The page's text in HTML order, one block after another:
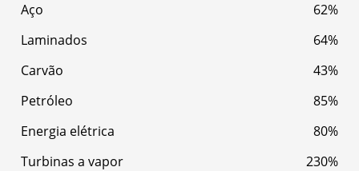
Aço
62%
Laminados
64%
Carvão
43%
Petróleo
85%
Energia elétrica
80%
Turbinas a vapor
230%